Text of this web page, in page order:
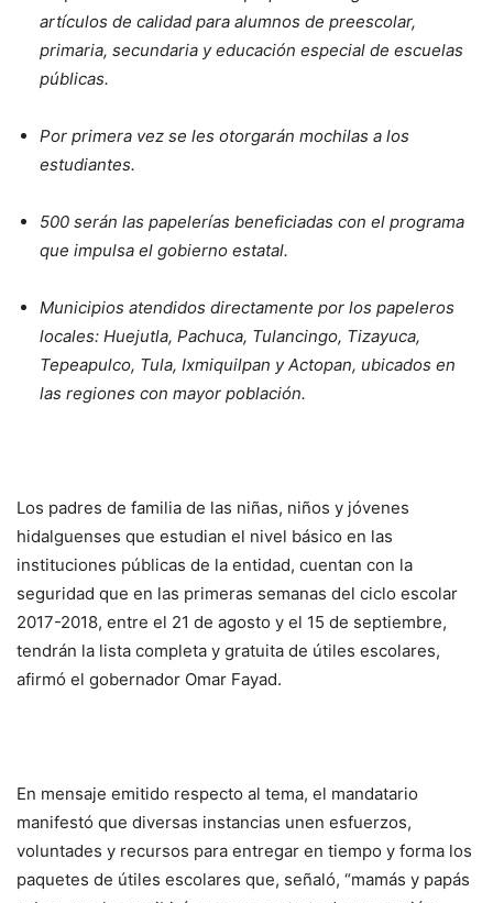
artículos de calidad para alumnos de preescolar,
primaria, secundaria y educación especial de escuelas
públicas.
Por primera vez se les otorgarán mochilas a los
estudiantes.
500 serán las papelerías beneficiadas con el programa
que impulsa el gobierno estatal.
Municipios atendidos directamente por los papeleros
locales: Huejutla, Pachuca, Tulancingo, Tizayuca,
Tepeapulco, Tula, Ixmiquilpan y Actopan, ubicados en
las regiones con mayor población.
Los padres de familia de las niñas, niños y jóvenes
hidalguenses que estudian el nivel básico en las
instituciones públicas de la entidad, cuentan con la
seguridad que en las primeras semanas del ciclo escolar
2017-2018, entre el 21 de agosto y el 15 de septiembre,
tendrán la lista completa y gratuita de útiles escolares,
afirmó el gobernador Omar Fayad.
En mensaje emitido respecto al tema, el mandatario
manifestó que diversas instancias unen esfuerzos,
voluntades y recursos para entregar en tiempo y forma los
paquetes de útiles escolares que, señaló, “mamás y papás